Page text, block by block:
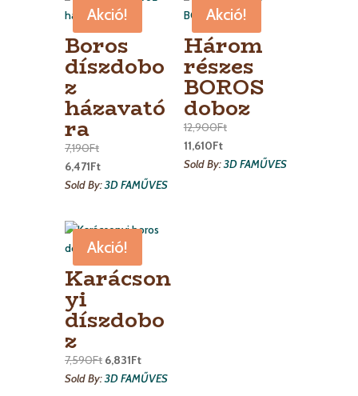
Akció!
Boros
díszdobo
z
házavató
ra
7,190Ft
6,471Ft
Sold By:3D FAMŰVES
Akció!
Három
részes
BOROS
doboz
12,900Ft
11,610Ft
Sold By:3D FAMŰVES
Akció!
Karácson
yi
díszdobo
z
7,590Ft 6,831Ft
Sold By:3D FAMŰVES